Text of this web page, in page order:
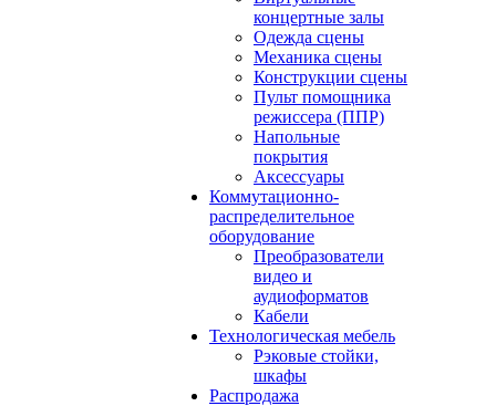
концертные залы
Одежда сцены
Механика сцены
Конструкции сцены
Пульт помощника
режиссера (ППР)
Напольные
покрытия
Аксессуары
Коммутационно-
распределительное
оборудование
Преобразователи
видео и
аудиоформатов
Кабели
Технологическая мебель
Рэковые стойки,
шкафы
Распродажа